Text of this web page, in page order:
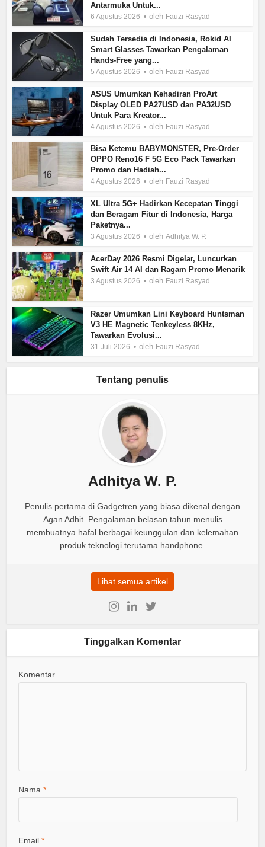
Antarmuka Untuk...
6 Agustus 2026 oleh Fauzi Rasyad
Sudah Tersedia di Indonesia, Rokid AI
Smart Glasses Tawarkan Pengalaman
Hands-Free yang...
5 Agustus 2026 oleh Fauzi Rasyad
ASUS Umumkan Kehadiran ProArt
Display OLED PA27USD dan PA32USD
Untuk Para Kreator...
4 Agustus 2026 oleh Fauzi Rasyad
Bisa Ketemu BABYMONSTER, Pre-Order
OPPO Reno16 F 5G Eco Pack Tawarkan
Promo dan Hadiah...
4 Agustus 2026 oleh Fauzi Rasyad
XL Ultra 5G+ Hadirkan Kecepatan Tinggi
dan Beragam Fitur di Indonesia, Harga
Paketnya...
3 Agustus 2026 olehAdhitya W. P.
AcerDay 2026 Resmi Digelar, Luncurkan
Swift Air 14 AI dan Ragam Promo Menarik
3 Agustus 2026 oleh Fauzi Rasyad
Razer Umumkan Lini Keyboard Huntsman
V3 HE Magnetic Tenkeyless 8KHz,
Tawarkan Evolusi...
31 Juli 2026 oleh Fauzi Rasyad
Tentang penulis
Adhitya W. P.
Penulis pertama di Gadgetren yang biasa dikenal dengan
Agan Adhit. Pengalaman belasan tahun menulis
membuatnya hafal berbagai keunggulan dan kelemahan
produk teknologi terutama handphone.
Lihat semua artikel
Tinggalkan Komentar
Komentar
Nama*
Email*